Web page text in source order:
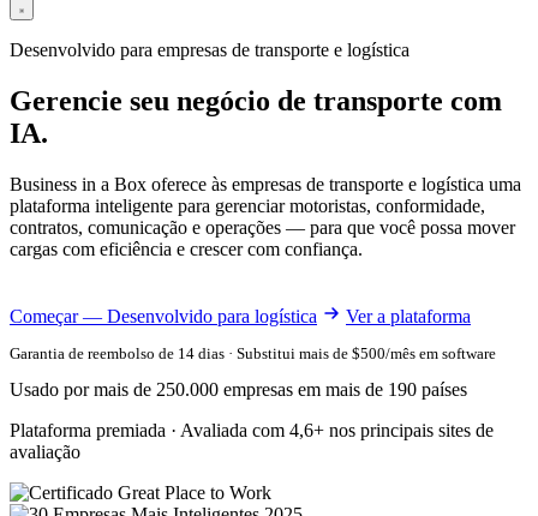
Desenvolvido para empresas de transporte e logística
Gerencie seu negócio de transporte com
IA.
Business in a Box oferece às empresas de transporte e logística uma
plataforma inteligente para gerenciar motoristas, conformidade,
contratos, comunicação e operações — para que você possa mover
cargas com eficiência e crescer com confiança.
Começar — Desenvolvido para logística Ver a plataforma
Garantia de reembolso de 14 dias · Substitui mais de $500/mês em software
Usado por mais de 250.000 empresas em mais de 190 países
Plataforma premiada · Avaliada com 4,6+ nos principais sites de
avaliação